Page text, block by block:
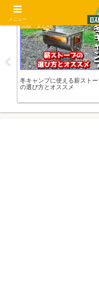
比較・まとめ
冬キャンプに使える薪スト
の選び方とオススメ
メニュー